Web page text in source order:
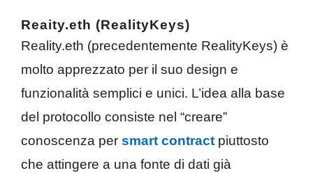
Reaity.eth (RealityKeys)
Reality.eth (precedentemente RealityKeys) è
molto apprezzato per il suo design e
funzionalità semplici e unici. L’idea alla base
del protocollo consiste nel “creare”
conoscenza per smart contract piuttosto
che attingere a una fonte di dati già